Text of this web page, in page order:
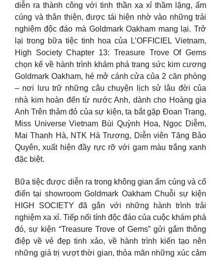
diễn ra thành công với tinh thần xa xỉ thầm lặng, ấm
cúng và thân thiện, được tái hiện nhờ vào những trải
nghiệm độc đáo mà Goldmark Oakham mang lại. Trở
lại trong bữa tiệc tinh hoa của L’OFFICIEL Vietnam,
High Society Chapter 13: Treasure Trove Of Gems
chọn kể về hành trình khám phá trang sức kim cương
Goldmark Oakham, hé mở cánh cửa của 2 căn phòng
– nơi lưu trữ những câu chuyện lịch sử lâu đời của
nhà kim hoàn đến từ nước Anh, dành cho Hoàng gia
Anh Trên thảm đỏ của sự kiện, ta bắt gặp Đoan Trang,
Miss Universe Vietnam Bùi Quỳnh Hoa, Ngọc Diễm,
Mai Thanh Hà, NTK Hà Trương, Diễn viên Tăng Bảo
Quyên, xuất hiện đầy rực rỡ với gam màu trắng xanh
đặc biệt.
Bữa tiệc được diễn ra trong không gian ấm cúng và cổ
điển tại showroom Goldmark Oakham Chuỗi sự kiện
HIGH SOCIETY đã gắn với những hành trình trải
nghiệm xa xỉ. Tiếp nối tính độc đáo của cuộc khám phá
đó, sự kiện “Treasure Trove of Gems” gửi gắm thông
điệp về vẻ đẹp tinh xảo, về hành trình kiến tạo nên
những giá trị vượt thời gian, thỏa mãn những xúc cảm